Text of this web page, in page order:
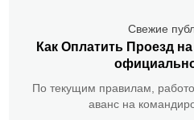
Свежие
Как Оплатить Проезд
По текущим правилам,
аванс на